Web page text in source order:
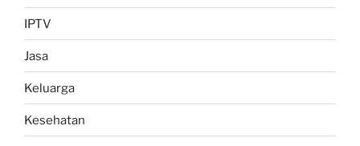
IPTV
Jasa
Keluarga
Kesehatan